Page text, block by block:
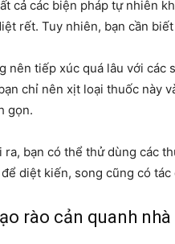
cả các biện pháp tự nhiên
rết. Tuy nhiên, bạn cần
nên tiếp xúc quá lâu với các
chỉ nên xịt loại thuốc này
gọn.
ra, bạn có thể thử dùng các
diệt kiến, song cũng có
rào cản quanh